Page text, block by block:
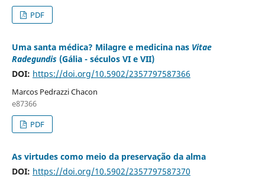
PDF
Uma santa médica? Milagre e medicina nas Vitae
Radegundis(Gália - séculos VI e VII)
DOI: https://doi.org/10.5902/2357797587366
Marcos Pedrazzi Chacon
e87366
PDF
As virtudes como meio da preservação da alma
DOI: https://doi.org/10.5902/2357797587370